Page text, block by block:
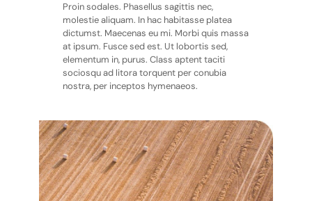
Proin sodales. Phasellus sagittis nec,
molestie aliquam. In hac habitasse platea
dictumst. Maecenas eu mi. Morbi quis massa
at ipsum. Fusce sed est. Ut lobortis sed,
elementum in, purus. Class aptent taciti
sociosqu ad litora torquent per conubia
nostra, per inceptos hymenaeos.